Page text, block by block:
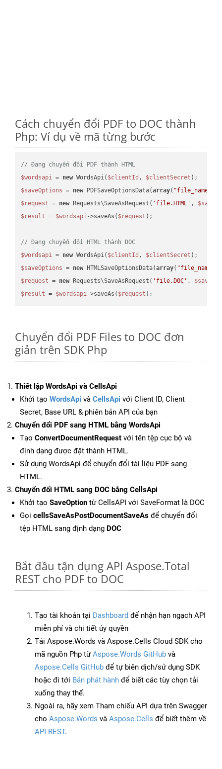
Cách chuyển đổi PDF to DOC thành
Php: Ví dụ về mã từng bước
// Đang chuyển đổi PDF thành HTML
$wordsapi = new WordsApi( $clientId , $clientSecret
$saveOptions = new PDFSaveOptionsData(array( "file_name"
$request = new Requests\SaveAsRequest( 'file.HTML' ,
$result = $wordsapi->saveAs( $request );
// Đang chuyển đổi HTML thành DOC
$wordsapi = new WordsApi( $clientId , $clientSecret
$saveOptions = new HTMLSaveOptionsData(array( "file_name"
$request = new Requests\SaveAsRequest( 'file.DOC' ,
$result = $wordsapi->saveAs( $request
Chuyển đổi PDF Files to DOC đơn
giản trên SDK Php
Thiết lập WordsApi và CellsApi
Khởi tạo WordsApi và CellsApi với Client ID, Client
Secret, Base URL & phiên bản API của bạn
Chuyển đổi PDF sang HTML bằng WordsApi
Tạo ConvertDocumentRequest với tên tệp cục bộ và
định dạng được đặt thành HTML.
Sử dụng WordsApi để chuyển đổi tài liệu PDF sang
HTML.
Chuyển đổi HTML sang DOC bằng CellsApi
Khởi tạo SaveOption từ CellsAPI với SaveFormat là DOC
Gọi cellsSaveAsPostDocumentSaveAs để chuyển đổi
tệp HTML sang định dạng DOC
Bắt đầu tận dụng API Aspose.Total
REST cho PDF to DOC
Tạo tài khoản tại Dashboard để nhận hạn ngạch API
miễn phí và chi tiết ủy quyền
Tải Aspose.Words và Aspose.Cells Cloud SDK cho
mã nguồn Php từAspose.Words GitHub và
Aspose.Cells GitHub để tự biên dịch/sử dụng SDK
hoặc đi tới Bản phát hành để biết các tùy chọn tải
xuống thay thế.
Ngoài ra, hãy xem Tham chiếu API dựa trên Swagger
cho Aspose.Words và Aspose.Cells để biết thêm về
API REST.